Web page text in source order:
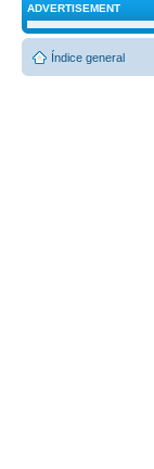
ADVERTISEMENT
Índice general